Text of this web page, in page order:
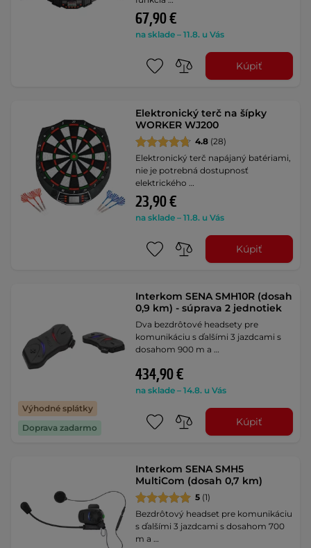
67,90 €
na sklade – 11.8. u Vás
Kúpiť
Elektronický terč na šípky
WORKER WJ200
4.8 (28)
Elektronický terč napájaný batériami,
nie je potrebná dostupnosť
elektrického …
23,90 €
na sklade – 11.8. u Vás
Kúpiť
Výhodné splátky
Doprava zadarmo
Interkom SENA SMH10R (dosah
0,9 km) - súprava 2 jednotiek
Dva bezdrôtové headsety pre
komunikáciu s ďalšími 3 jazdcami s
dosahom 900 m a …
434,90 €
na sklade – 14.8. u Vás
Kúpiť
Interkom SENA SMH5
MultiCom (dosah 0,7 km)
5 (1)
Bezdrôtový headset pre komunikáciu
s ďalšími 3 jazdcami s dosahom 700
m a …